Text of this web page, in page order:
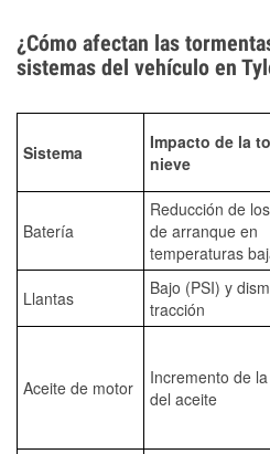
¿Cómo afectan las
sistemas del vehículo en
Sistema
Impacto de la
nieve
Batería
Reducción de
de arranque en
temperaturas
Llantas
Bajo (PSI) y
tracción
Aceite de motor
Incremento de
del aceite